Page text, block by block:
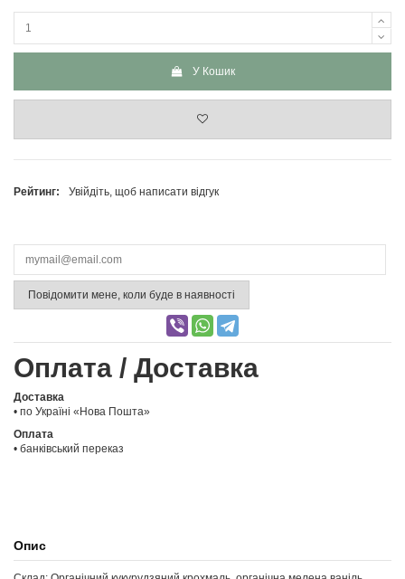
У Кошик
Рейтинг: Увійдіть, щоб написати відгук
Повідомити мене, коли буде в наявності
Оплата / Доставка
Доставка
• по Україні «Нова Пошта»
Оплата
• банківський переказ
Опис